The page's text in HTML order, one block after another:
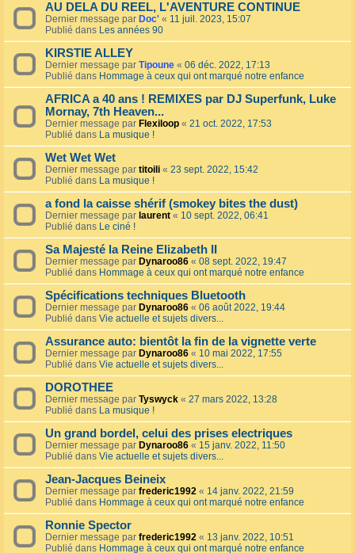
AU DELA DU REEL, L'AVENTURE CONTINUE
Dernier message par Doc' « 11 juil. 2023, 15:07
Publié dans Les années 90
KIRSTIE ALLEY
Dernier message par Tipoune « 06 déc. 2022, 17:13
Publié dans Hommage à ceux qui ont marqué notre enfance
AFRICA a 40 ans ! REMIXES par DJ Superfunk, Luke
Mornay, 7th Heaven...
Dernier message par Flexiloop « 21 oct. 2022, 17:53
Publié dans La musique !
Wet Wet Wet
Dernier message par titoili « 23 sept. 2022, 15:42
Publié dans La musique !
a fond la caisse shérif (smokey bites the dust)
Dernier message par laurent « 10 sept. 2022, 06:41
Publié dans Le ciné !
Sa Majesté la Reine Elizabeth II
Dernier message par Dynaroo86 « 08 sept. 2022, 19:47
Publié dans Hommage à ceux qui ont marqué notre enfance
Spécifications techniques Bluetooth
Dernier message par Dynaroo86 « 06 août 2022, 19:44
Publié dans Vie actuelle et sujets divers...
Assurance auto: bientôt la fin de la vignette verte
Dernier message par Dynaroo86 « 10 mai 2022, 17:55
Publié dans Vie actuelle et sujets divers...
DOROTHEE
Dernier message par Tyswyck « 27 mars 2022, 13:28
Publié dans La musique !
Un grand bordel, celui des prises electriques
Dernier message par Dynaroo86 « 15 janv. 2022, 11:50
Publié dans Vie actuelle et sujets divers...
Jean-Jacques Beineix
Dernier message par frederic1992 « 14 janv. 2022, 21:59
Publié dans Hommage à ceux qui ont marqué notre enfance
Ronnie Spector
Dernier message par frederic1992 « 13 janv. 2022, 10:51
Publié dans Hommage à ceux qui ont marqué notre enfance